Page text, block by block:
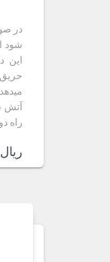
در
شود
این
آتش
راه
ریال